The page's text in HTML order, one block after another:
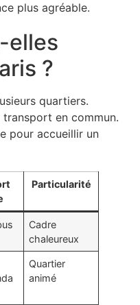
plus agréable.
elles
?
quartiers.
en commun.
pour accueillir un
Particularité
Cadre
chaleureux
Quartier
animé